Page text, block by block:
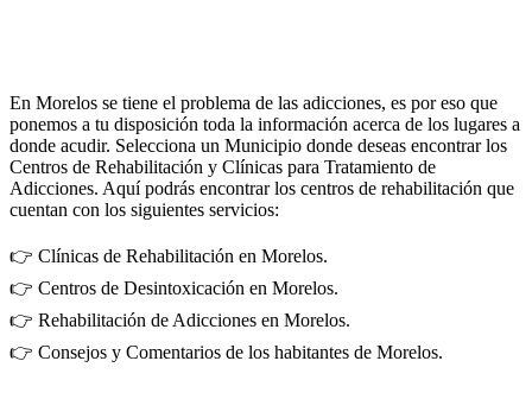
En Morelos se tiene el problema de las adicciones, es por eso que
ponemos a tu disposición toda la información acerca de los lugares a
donde acudir. Selecciona un Municipio donde deseas encontrar los
Centros de Rehabilitación y Clínicas para Tratamiento de
Adicciones. Aquí podrás encontrar los centros de rehabilitación que
cuentan con los siguientes servicios:
👉 Clínicas de Rehabilitación en Morelos.
👉 Centros de Desintoxicación en Morelos.
👉 Rehabilitación de Adicciones en Morelos.
👉 Consejos y Comentarios de los habitantes de Morelos.